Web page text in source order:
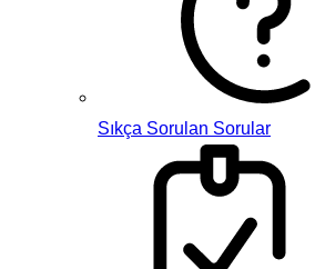
Sıkça Sorulan Sorular